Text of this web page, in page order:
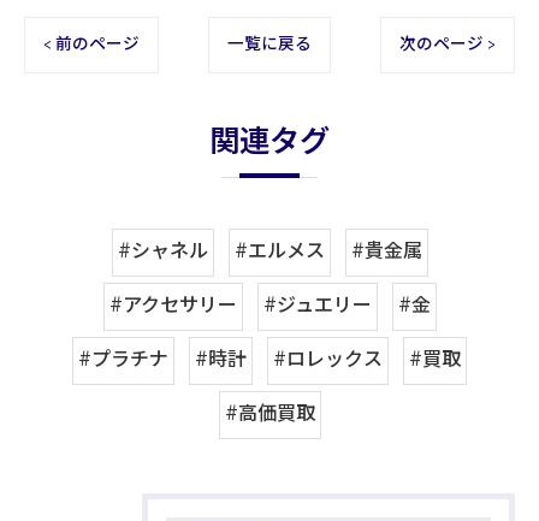
< 前のページ 一覧に戻る 次のページ >
関連タグ
#シャネル #エルメス
#貴金属
#アクセサリー
#ジュエリー
#金
#プラチナ
#時計 #ロレックス
#買取
#高価買取